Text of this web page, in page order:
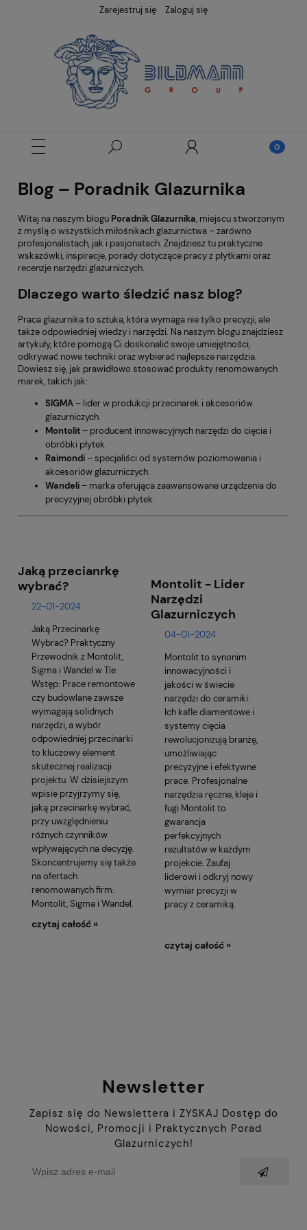
Zarejestruj się Zaloguj się
Blog – Poradnik Glazurnika
Witaj na naszym blogu Poradnik Glazurnika, miejscu stworzonym
z myślą o wszystkich miłośnikach glazurnictwa – zarówno
profesjonalistach, jak i pasjonatach. Znajdziesz tu praktyczne
wskazówki, inspiracje, porady dotyczące pracy z płytkami oraz
recenzje narzędzi glazurniczych.
Dlaczego warto śledzić nasz blog?
Praca glazurnika to sztuka, która wymaga nie tylko precyzji, ale
także odpowiedniej wiedzy i narzędzi. Na naszym blogu znajdziesz
artykuły, które pomogą Ci doskonalić swoje umiejętności,
odkrywać nowe techniki oraz wybierać najlepsze narzędzia.
Dowiesz się, jak prawidłowo stosować produkty renomowanych
marek, takich jak:
SIGMA– lider w produkcji przecinarek i akcesoriów
glazurniczych.
Montolit– producent innowacyjnych narzędzi do cięcia i
obróbki płytek.
Raimondi– specjaliści od systemów poziomowania i
akcesoriów glazurniczych.
Wandeli– marka oferująca zaawansowane urządzenia do
precyzyjnej obróbki płytek.
Jaką przecianrkę
wybrać?
22-01-2024
Jaką Przecinarkę
Wybrać? Praktyczny
Przewodnik z Montolit,
Sigma i Wandel w Tle
Wstęp: Prace remontowe
czy budowlane zawsze
wymagają solidnych
narzędzi, a wybór
odpowiedniej przecinarki
to kluczowy element
skutecznej realizacji
projektu. W dzisiejszym
wpisie przyjrzymy się,
jaką przecinarkę wybrać,
przy uwzględnieniu
różnych czynników
wpływających na decyzję.
Skoncentrujemy się także
na ofertach
renomowanych firm:
Montolit, Sigma i Wandel.
czytaj całość »
Montolit - Lider
Narzędzi
Glazurniczych
04-01-2024
Montolit to synonim
innowacyjności i
jakości w świecie
narzędzi do ceramiki.
Ich kafle diamentowe i
systemy cięcia
rewolucjonizują branżę,
umożliwiając
precyzyjne i efektywne
prace. Profesjonalne
narzędzia ręczne, kleje i
fugi Montolit to
gwarancja
perfekcyjnych
rezultatów w każdym
projekcie. Zaufaj
liderowi i odkryj nowy
wymiar precyzji w
pracy z ceramiką.
czytaj całość »
Newsletter
Zapisz się do Newslettera i ZYSKAJ Dostęp do
Nowości, Promocji i Praktycznych Porad
Glazurniczych!